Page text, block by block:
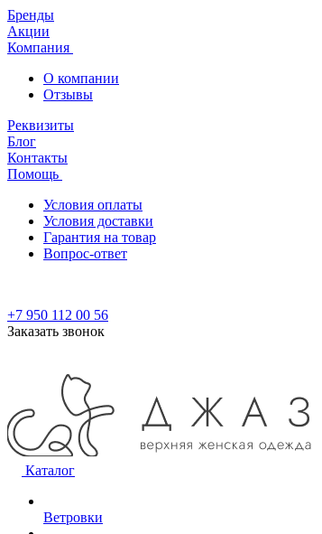
Бренды
Акции
Компания
О компании
Отзывы
Реквизиты
Блог
Контакты
Помощь
Условия оплаты
Условия доставки
Гарантия на товар
Вопрос-ответ
+7 950 112 00 56
Заказать звонок
Каталог
Ветровки